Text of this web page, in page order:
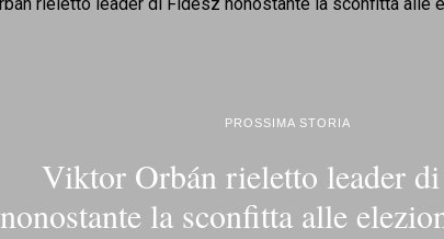
PROSSIMA STORIA
Viktor Orbán rieletto leader
nonostante la sconfitta alle